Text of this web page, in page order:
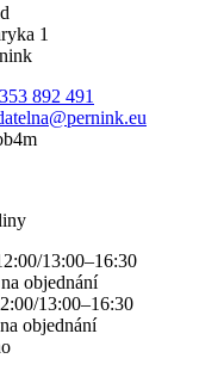
1
892 491
13:00–16:30
objednání
13:00–16:30
objednání